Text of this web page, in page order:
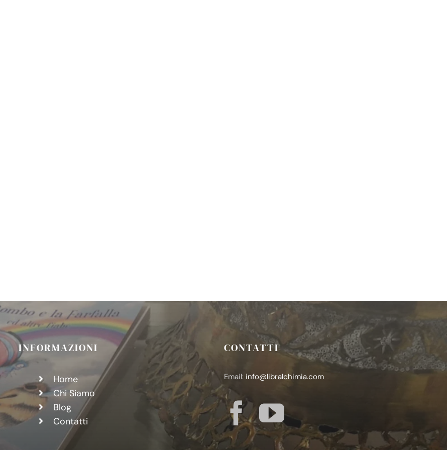
INFORMAZIONI
Home
Chi Siamo
Blog
Contatti
CONTATTI
Email: info@libralchimia.com